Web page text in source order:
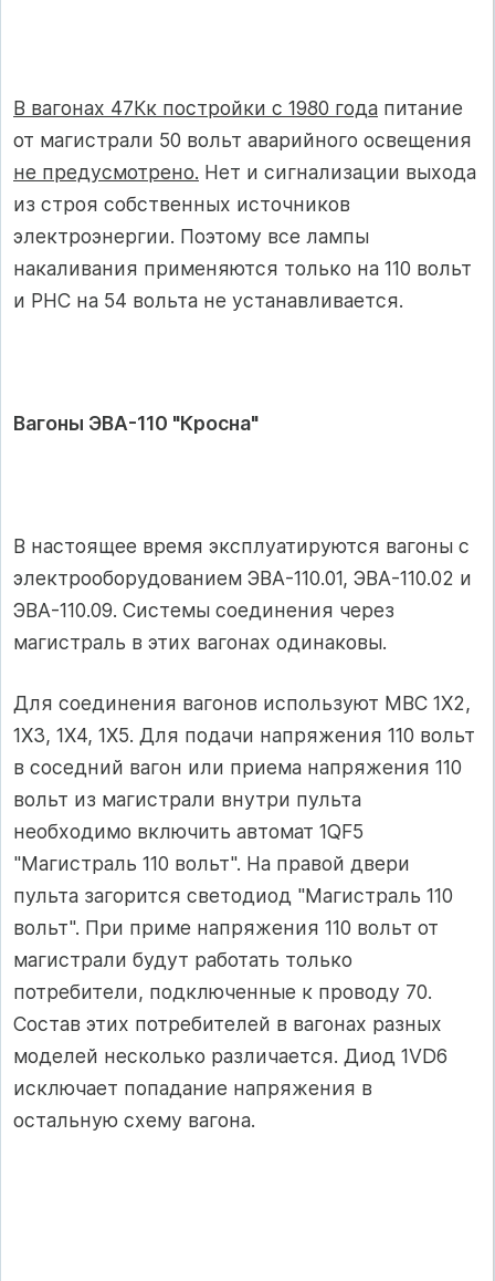
В вагонах 47Кк постройки с 1980 года питание
от магистрали 50 вольт аварийного освещения
не предусмотрено. Нет и сигнализации выхода
из строя собственных источников
электроэнергии. Поэтому все лампы
накаливания применяются только на 110 вольт
и РНС на 54 вольта не устанавливается.
Вагоны ЭВА-110 "Кросна"
В настоящее время эксплуатируются вагоны с
электрооборудованием ЭВА-110.01, ЭВА-110.02 и
ЭВА-110.09. Системы соединения через
магистраль в этих вагонах одинаковы.
Для соединения вагонов используют МВС 1Х2,
1Х3, 1Х4, 1Х5. Для подачи напряжения 110 вольт
в соседний вагон или приема напряжения 110
вольт из магистрали внутри пульта
необходимо включить автомат 1QF5
"Магистраль 110 вольт". На правой двери
пульта загорится светодиод "Магистраль 110
вольт". При приме напряжения 110 вольт от
магистрали будут работать только
потребители, подключенные к проводу 70.
Состав этих потребителей в вагонах разных
моделей несколько различается. Диод 1VD6
исключает попадание напряжения в
остальную схему вагона.